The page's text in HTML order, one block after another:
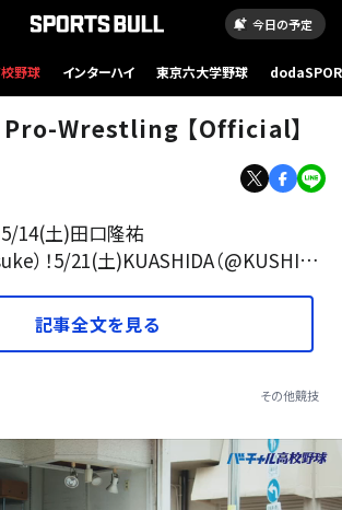
今日の予定
野球 インターハイ 東京六大学野球
Wrestling 【Official】
5/14(土)田口隆祐
）！5/21(土)KUASHIDA（@KUSHI…
記事全文を見る
その他競技